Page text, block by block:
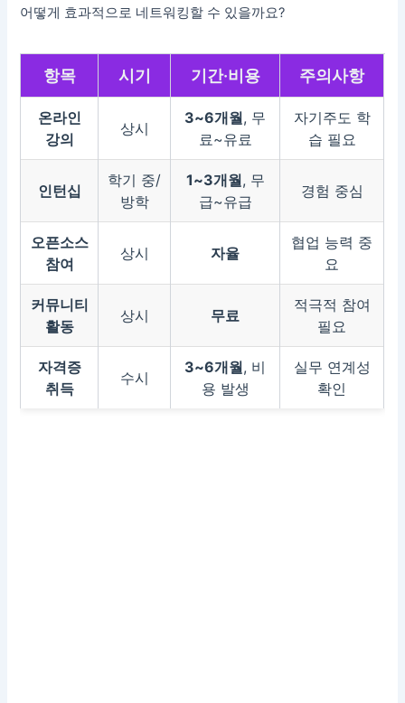
어떻게 효과적으로 네트워킹할 수 있을까요?
항목 시기 기간·비용 주의사항
온라인
강의
상시
3~6개월, 무
료~유료
자기주도 학
습 필요
인턴십
학기 중/
방학
1~3개월, 무
급~유급
경험 중심
오픈소스
참여
상시 자율
협업 능력 중
요
커뮤니티
활동
상시 무료
적극적 참여
필요
자격증
취득
수시
3~6개월, 비
용 발생
실무 연계성
확인